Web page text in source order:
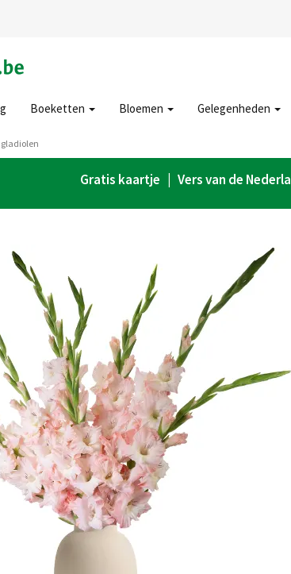
Boeketten Bloemen Gelegenheden
gladiolen
Gratis kaartje | Vers van de